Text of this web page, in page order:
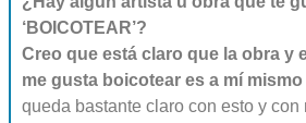
‘BOICOTEAR’?
Creo que está claro que la obra y
me gusta boicotear es a mí mismo
queda bastante claro con esto y con